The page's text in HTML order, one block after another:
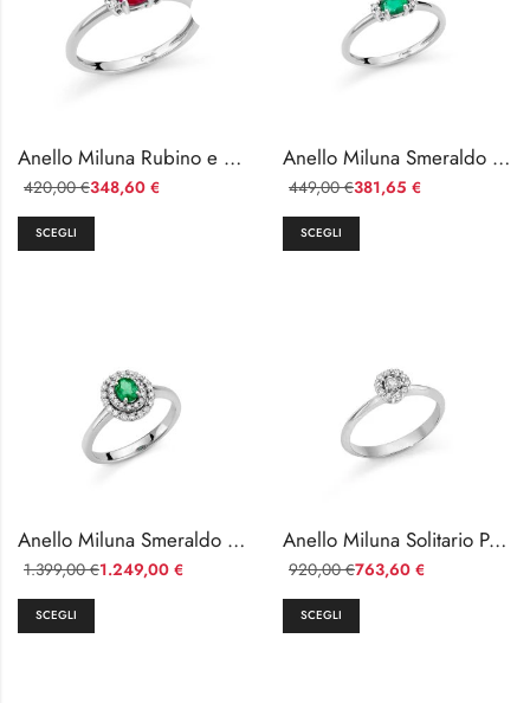
Anello Miluna Rubino e Diamanti in Oro Bianco
348,60 €
420,00€
SCEGLI
Anello Miluna Smeraldo e Diamanti Oro Bianco 9kt
381,65 €
449,00€
SCEGLI
Anello Miluna Smeraldo Ovale e Diamanti in Oro Bianco 18kt
1.249,00 €
1.399,00€
SCEGLI
Anello Miluna Solitario Pavè in Oro Bianco 18kt con Diamanti Naturali
763,60 €
920,00€
SCEGLI